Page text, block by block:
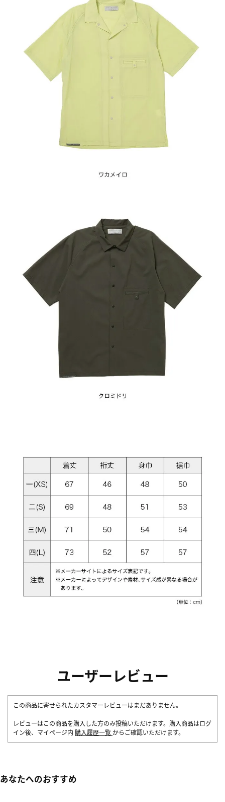
ユーザーレビュー
この商品に寄せられたカスタマーレビューはまだありません。
レビューはこの商品を購入した方のみ投稿いただけます。購入商品はログ
イン後、マイページ内 購入履歴一覧 からご確認いただけます。
あなたへのおすすめ